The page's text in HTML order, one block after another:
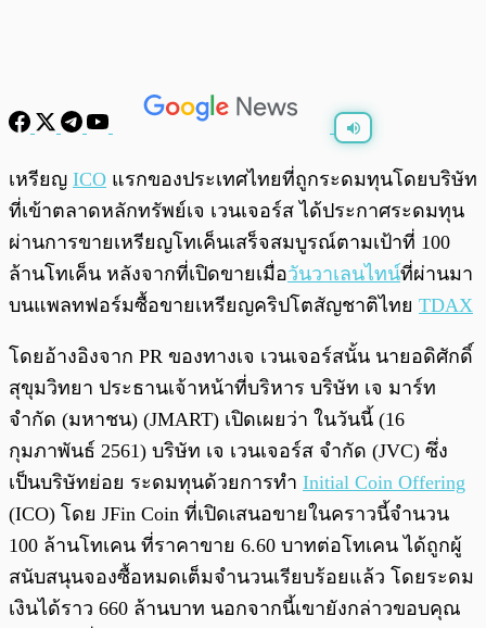
/
เหรียญ ICO แรกของประเทศไทยที่ถูกระดมทุนโดยบริษัท
ที่เข้าตลาดหลักทรัพย์เจ เวนเจอร์ส ได้ประกาศระดมทุน
ผ่านการขายเหรียญโทเค็นเสร็จสมบูรณ์ตามเป้าที่ 100
ล้านโทเค็น หลังจากที่เปิดขายเมื่อวันวาเลนไทน์ที่ผ่านมา
บนแพลทฟอร์มซื้อขายเหรียญคริปโตสัญชาติไทย TDAX
โดยอ้างอิงจาก PR ของทางเจ เวนเจอร์สนั้น นายอดิศักดิ์
สุขุมวิทยา ประธานเจ้าหน้าที่บริหาร บริษัท เจ มาร์ท
จำกัด (มหาชน) (JMART) เปิดเผยว่า ในวันนี้ (16
กุมภาพันธ์ 2561) บริษัท เจ เวนเจอร์ส จำกัด (JVC) ซึ่ง
เป็นบริษัทย่อย ระดมทุนด้วยการทำ Initial Coin Offering
(ICO) โดย JFin Coin ที่เปิดเสนอขายในคราวนี้จำนวน
100 ล้านโทเคน ที่ราคาขาย 6.60 บาทต่อโทเคน ได้ถูกผู้
สนับสนุนจองซื้อหมดเต็มจำนวนเรียบร้อยแล้ว โดยระดม
เงินได้ราว 660 ล้านบาท นอกจากนี้เขายังกล่าวขอบคุณ